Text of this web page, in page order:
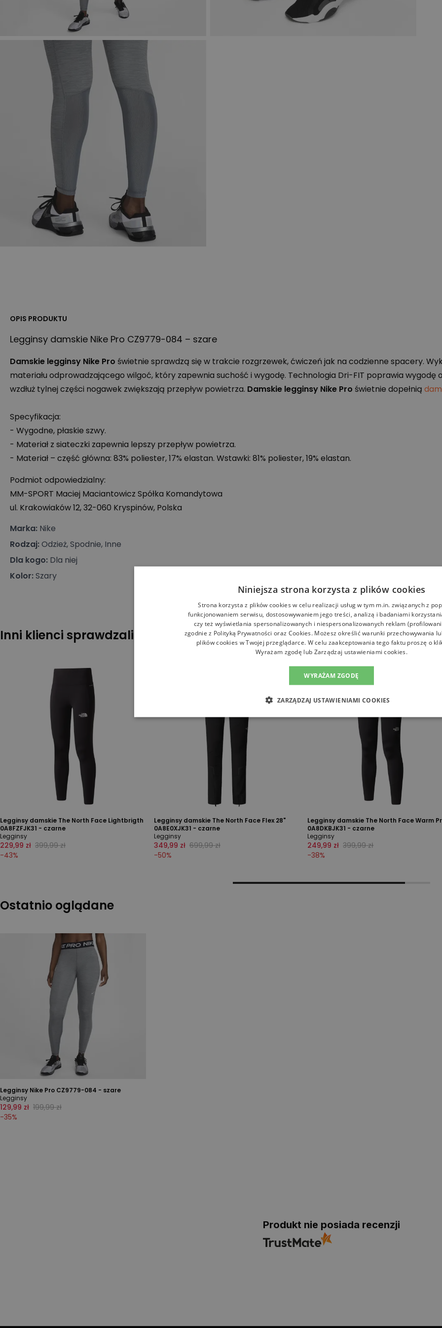
OPIS PRODUKTU
Legginsy damskie Nike Pro CZ9779-084 – szare
Damskie legginsy Nike Pro świetnie sprawdzą się w trakcie rozgrzewek, ćwiczeń jak na codzienne spacery.
materiału odprowadzającego wilgoć, który zapewnia suchość i wygodę. Technologia Dri-FIT poprawia wygodę
wzdłuż tylnej części nogawek zwiększają przepływ powietrza. Damskie legginsy Nike Pro świetnie dopełnią
Specyfikacja:
- Wygodne, płaskie szwy.
- Materiał z siateczki zapewnia lepszy przepływ powietrza.
- Materiał – część główna: 83% poliester, 17% elastan. Wstawki: 81% poliester, 19% elastan.
Podmiot odpowiedzialny:
MM-SPORT Maciej Maciantowicz Spółka Komandytowa
ul. Krakowiaków 12, 32-060 Kryspinów, Polska
Marka: Nike
Rodzaj:Odzież, Spodnie, Inne
Dla kogo: Dla niej
Kolor:Szary
Inni klienci sprawdzali również
Legginsy damskie The North Face Lightbrigth
0A8FZFJK31 - czarne
Legginsy
229,99 zł 399,99 zł
-43%
Legginsy damskie The North Face Flex 28"
0A8E0XJK31 - czarne
Legginsy
349,99 zł 699,99 zł
-50%
Legginsy damskie The North Face Warm
0A8DKBJK31 - czarne
Legginsy
249,99 zł 399,99 zł
-38%
Ostatnio oglądane
Legginsy Nike Pro CZ9779-084 - szare
Legginsy
129,99 zł 199,99 zł
-35%
Produkt nie posiada recenzji
Niniejsza strona korzysta z plików cookies
Strona korzysta z plików cookies w celu realizacji usług w tym m.in. związanych z
funkcjonowaniem serwisu, dostosowywaniem jego treści, analizą i badaniami
czy też wyświetlania spersonalizowanych i niespersonalizowanych reklam
zgodnie z Polityką Prywatności oraz Cookies. Możesz określić warunki przechowywania
plików cookies w Twojej przeglądarce. W celu zaakceptowania tego faktu proszę o
Wyrażam zgodę lub Zarządzaj ustawieniami cookies.
WYRAŻAM ZGODĘ
ZARZĄDZAJ USTAWIENIAMI COOKIES